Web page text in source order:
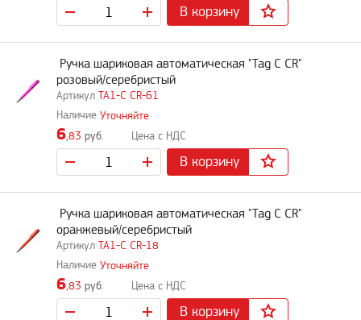
В корзину
TA1-C CR-61
Ручка шариковая автоматическая "Tag C CR"
розовый/серебристый
Уточняйте
6,83 руб.
В корзину
TA1-C CR-18
Ручка шариковая автоматическая "Tag C CR"
оранжевый/серебристый
Уточняйте
6,83 руб.
В корзину